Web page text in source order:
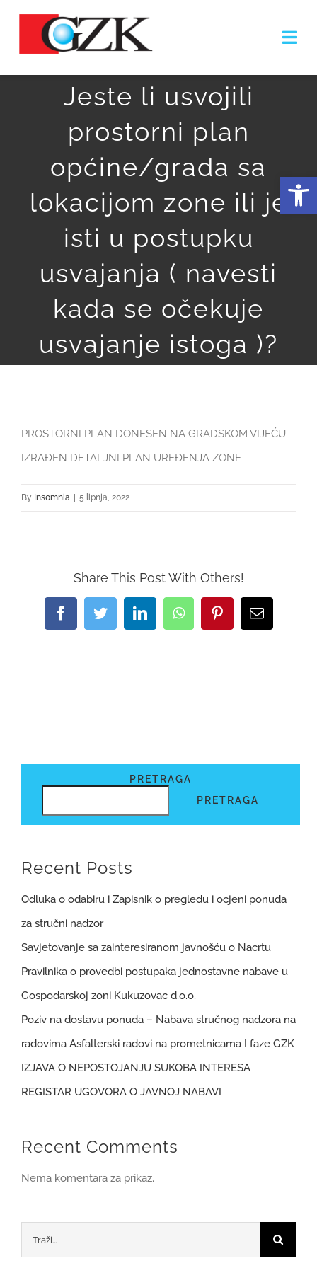
Skip
NASLOVNICAJeste li usvojili
prostorni plan
općine/grada sa
lokacijom zone ili je
isti u postupku
usvajanja ( navesti
kada se očekuje
usvajanje istoga )?
PROSTORNI PLAN DONESEN NA GRADSKOM VIJEĆU –
IZRAĐEN DETALJNI PLAN UREĐENJA ZONE
By Ins0mnia | 5 lipnja, 2022
Share This Post With Others!
FacebookTwitterLinkedInWhatsAppPinterestEmail:
PRETRAGA
PRETRAGA
Recent Posts
Odluka o odabiru i Zapisnik o pregledu i ocjeni ponuda
za stručni nadzor
Savjetovanje sa zainteresiranom javnošću o Nacrtu
Pravilnika o provedbi postupaka jednostavne nabave u
Gospodarskoj zoni Kukuzovac d.o.o.
Poziv na dostavu ponuda – Nabava stručnog nadzora na
radovima Asfalterski radovi na prometnicama I faze GZK
IZJAVA O NEPOSTOJANJU SUKOBA INTERESA
REGISTAR UGOVORA O JAVNOJ NABAVI
Recent Comments
Nema komentara za prikaz.
Traži...